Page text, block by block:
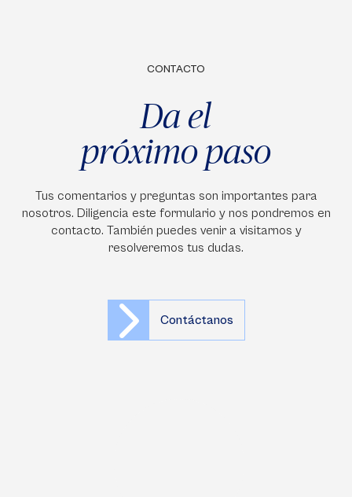
CONTACTO
Da el
próximo paso
Tus comentarios y preguntas son importantes para
nosotros. Diligencia este formulario y nos pondremos en
contacto. También puedes venir a visitarnos y
resolveremos tus dudas.
Contáctanos